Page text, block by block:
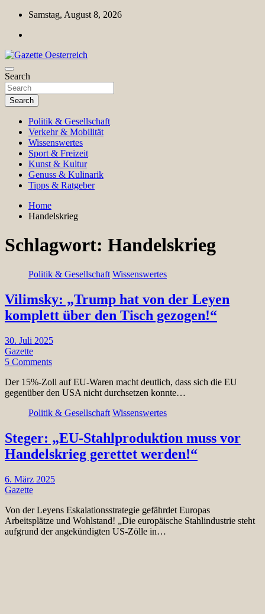
Skip
content
Samstag, August 8, 2026
Gazette Oesterreich
Magazin für Freizeit, Politik, Kultur & Wissenschaft
Search
Search
Politik & Gesellschaft
Verkehr & Mobilität
Wissenswertes
Sport & Freizeit
Kunst & Kultur
Genuss & Kulinarik
Tipps & Ratgeber
Home
Handelskrieg
Schlagwort: Handelskrieg
Politik & Gesellschaft Wissenswertes
Vilimsky: „Trump hat von der Leyen
komplett über den Tisch gezogen!“
30. Juli 2025
Gazette
5 Comments
Der 15%-Zoll auf EU-Waren macht deutlich, dass sich die EU
gegenüber den USA nicht durchsetzen konnte…
Politik & Gesellschaft Wissenswertes
Steger: „EU-Stahlproduktion muss vor
Handelskrieg gerettet werden!“
6. März 2025
Gazette
Von der Leyens Eskalationsstrategie gefährdet Europas
Arbeitsplätze und Wohlstand! „Die europäische Stahlindustrie steht
aufgrund der angekündigten US-Zölle in…